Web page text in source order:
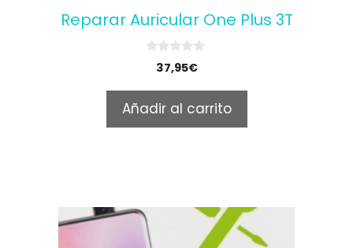
Reparar Auricular One Plus 3T
o
f
5
37,95€
Añadir al carrito